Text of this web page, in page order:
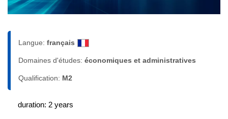
Langue: français
Domaines d'études: économiques et administratives
Qualification: M2
duration: 2 years